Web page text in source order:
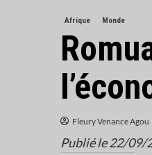
Afrique Monde
Fleury Venance Agou
Publié le 22/09/